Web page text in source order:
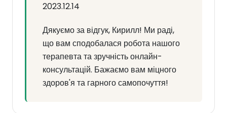
2023.12.14
Дякуємо за відгук, Кирилл! Ми раді,
що вам сподобалася робота нашого
терапевта та зручність онлайн-
консультацій. Бажаємо вам міцного
здоров'я та гарного самопочуття!